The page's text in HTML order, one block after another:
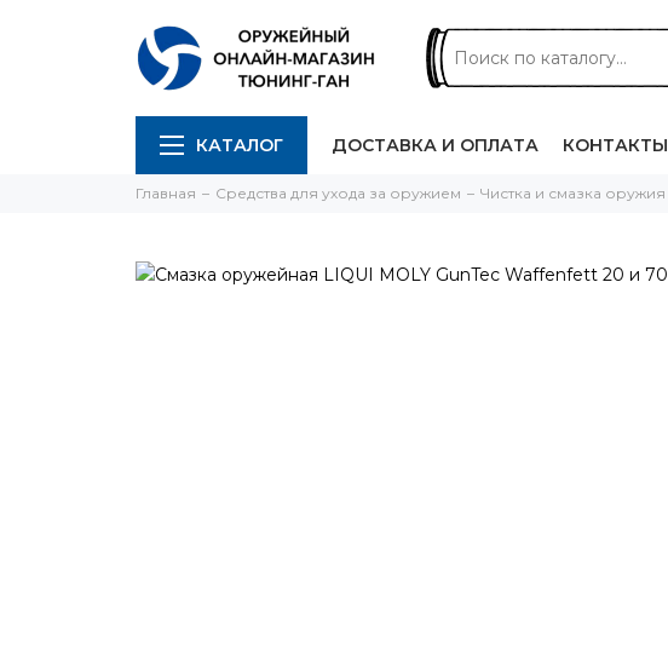
КАТАЛОГ ДОСТАВКА И ОПЛАТА КОНТАКТЫ
Главная Средства для ухода за оружием Чистка и смазка оружия